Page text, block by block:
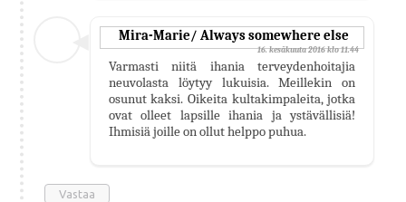
Mira-Marie/ Always somewhere else
16. kesäkuuta 2016 klo 11.44
Varmasti niitä ihania terveydenhoitajia
neuvolasta löytyy lukuisia. Meillekin on
osunut kaksi. Oikeita kultakimpaleita, jotka
ovat olleet lapsille ihania ja ystävällisiä!
Ihmisiä joille on ollut helppo puhua.
Vastaa